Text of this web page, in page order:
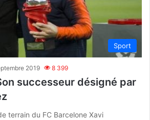
Sport
2019 8 399
successeur désigné par
terrain du FC Barcelone Xavi